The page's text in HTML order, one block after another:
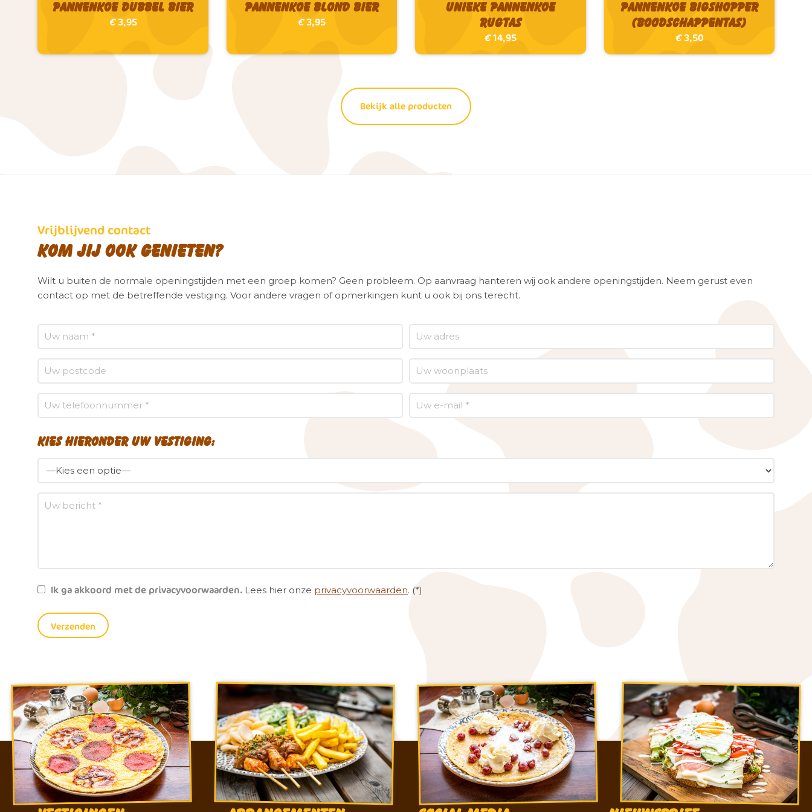
Pannenkoe Dubbel bier
€3,95
Pannenkoe Blond bier
€3,95
Unieke Pannenkoe
Rugtas
€14,95
Pannenkoe Bigshopper
(boodschappentas)
€3,50
Bekijk alle producten
Vrijblijvend contact
Kom jij ook genieten?
Wilt u buiten de normale openingstijden met een groep komen? Geen probleem. Op aanvraag hanteren wij ook andere openingstijden. Neem gerust even
contact op met de betreffende vestiging. Voor andere vragen of opmerkingen kunt u ook bij ons terecht.
Kies hieronder uw vestiging:
Ik ga akkoord met de privacyvoorwaarden. Lees hier onze privacyvoorwaarden. (*)